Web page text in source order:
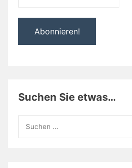
Suchen Sie etwas…
nach: